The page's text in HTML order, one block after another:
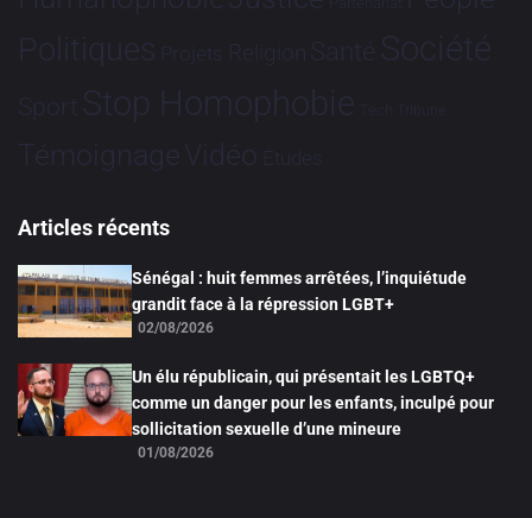
Politiques Projets Religion Santé Société
Sport Stop Homophobie Tech Tribune
TémoignageVidéo Études
Articles récents
Sénégal : huit femmes arrêtées, l’inquiétude
grandit face à la répression LGBT+
02/08/2026
Un élu républicain, qui présentait les LGBTQ+
comme un danger pour les enfants, inculpé pour
sollicitation sexuelle d’une mineure
01/08/2026